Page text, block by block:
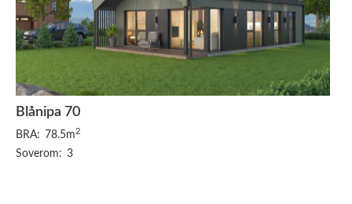
Blånipa 70
BRA: 78.5m 2
Soverom: 3